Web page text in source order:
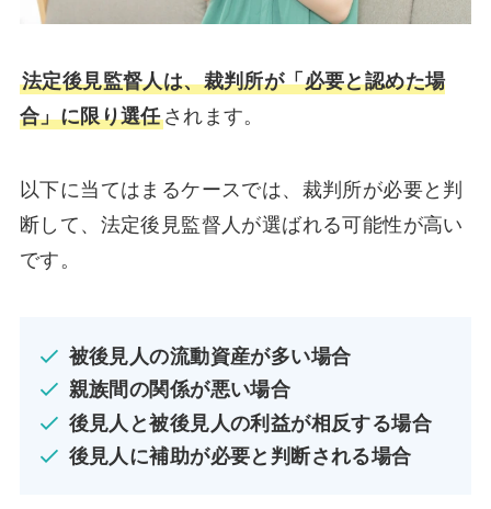
法定後見監督人は、裁判所が「必要と認めた場
合」に限り選任されます。
以下に当てはまるケースでは、裁判所が必要と判
断して、法定後見監督人が選ばれる可能性が高い
です。
被後見人の流動資産が多い場合
親族間の関係が悪い場合
後見人と被後見人の利益が相反する場合
後見人に補助が必要と判断される場合